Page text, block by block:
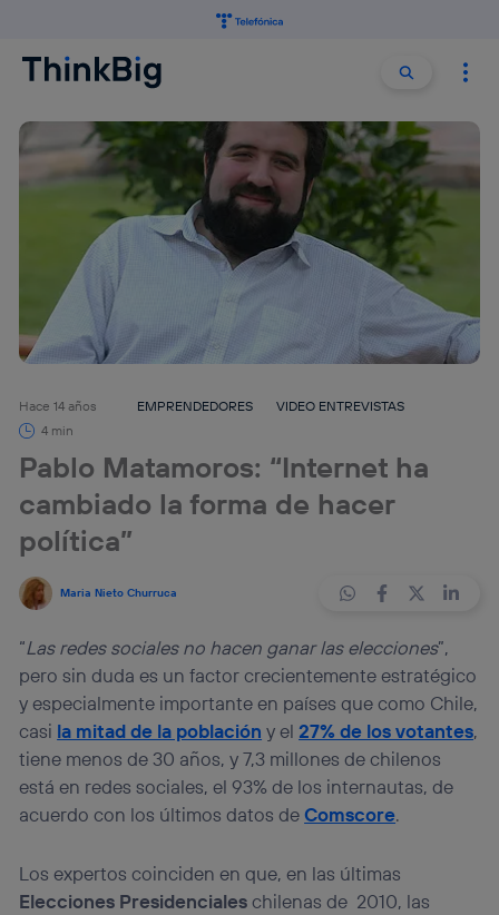
Buscar
Hace 14 años EMPRENDEDORES
VIDEO ENTREVISTAS
4 min
Pablo Matamoros: “Internet ha
cambiado la forma de hacer
política”
Maria Nieto Churruca
“Las redes sociales no hacen ganar las elecciones”,
pero sin duda es un factor crecientemente estratégico
y especialmente importante en países que como Chile,
casi la mitad de la población y el27% de los votantes,
tiene menos de 30 años, y 7,3 millones de chilenos
está en redes sociales, el 93% de los internautas, de
acuerdo con los últimos datos deComscore.
Los expertos coinciden en que, en las últimas
Elecciones Presidencialeschilenas de 2010, las